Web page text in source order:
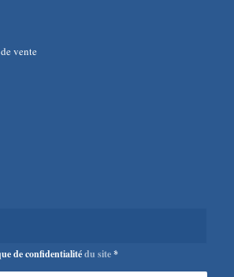
vente
de confidentialitédu site*